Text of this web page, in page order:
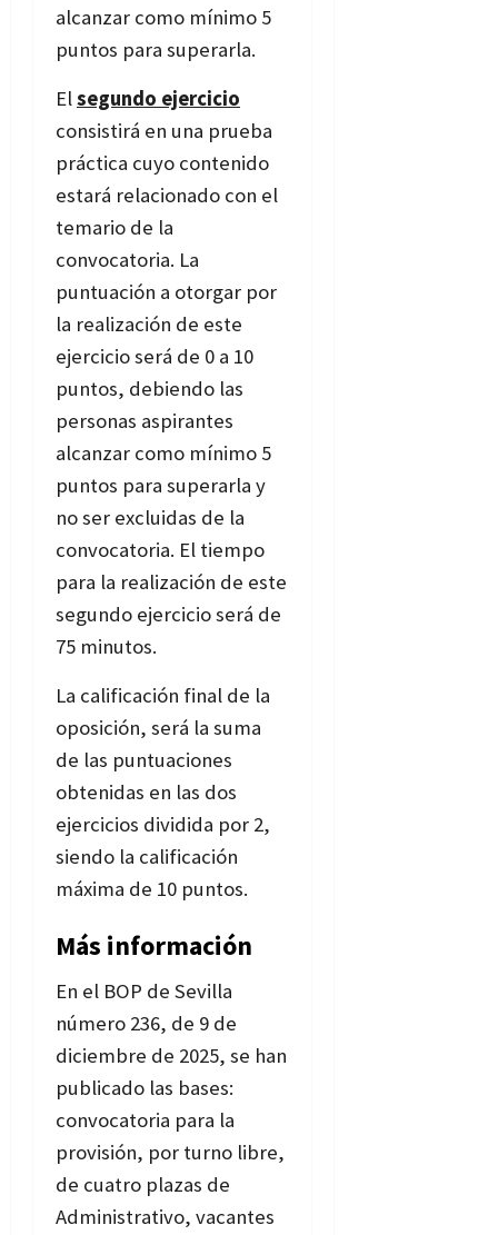
alcanzar como mínimo 5
puntos para superarla.
Elsegundo ejercicio
consistirá en una prueba
práctica cuyo contenido
estará relacionado con el
temario de la
convocatoria. La
puntuación a otorgar por
la realización de este
ejercicio será de 0 a 10
puntos, debiendo las
personas aspirantes
alcanzar como mínimo 5
puntos para superarla y
no ser excluidas de la
convocatoria. El tiempo
para la realización de este
segundo ejercicio será de
75 minutos.
La calificación final de la
oposición, será la suma
de las puntuaciones
obtenidas en las dos
ejercicios dividida por 2,
siendo la calificación
máxima de 10 puntos.
Más información
En el BOP de Sevilla
número 236, de 9 de
diciembre de 2025, se han
publicado las bases:
convocatoria para la
provisión, por turno libre,
de cuatro plazas de
Administrativo, vacantes